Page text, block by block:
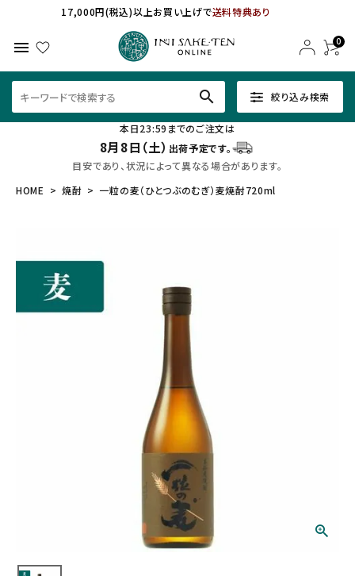
17,000円(税込)以上お買い上げで送料特典あり
menu 0
絞り込み検索
search
本日23:59までのご注文は
8月8日（土） 出荷予定です。
目安であり、状況によって異なる場合があります。
HOME
焼酎 一粒の麦（ひとつぶのむぎ）麦焼酎720ml